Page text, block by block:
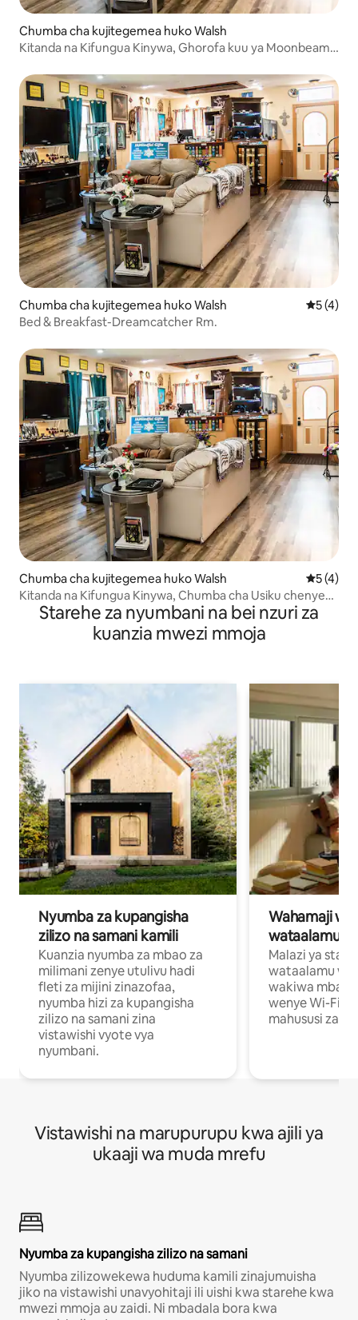
Chumba cha kujitegemea huko Walsh
Kitanda na Kifungua Kinywa, Ghorofa kuu ya Moonbeam
Chumba cha kujitegemea huko Walsh
5 (4)
Bed & Breakfast-Dreamcatcher Rm.
Chumba cha kujitegemea huko Walsh
5 (4)
Kitanda na Kifungua Kinywa, Chumba cha Usiku chenye
NyotaStarehe za nyumbani na bei nzuri za
kuanzia mwezi mmoja
Nyumba za kupangisha
zilizo na samani kamili
Kuanzia nyumba za mbao za
milimani zenye utulivu hadi
fleti za mijini zinazofaa,
nyumba hizi za kupangisha
zilizo na samani zina
vistawishi vyote vya
nyumbani.
Wahamaji
wataalamu
Malazi ya
wataalamu
wakiwa mbali
wenye Wi-Fi
mahususi za
Vistawishi na marupurupu kwa ajili ya
ukaaji wa muda mrefu
Nyumba za kupangisha zilizo na samani
Nyumba zilizowekewa huduma kamili zinajumuisha
jiko na vistawishi unavyohitaji ili uishi kwa starehe kwa
mwezi mmoja au zaidi. Ni mbadala bora kwa